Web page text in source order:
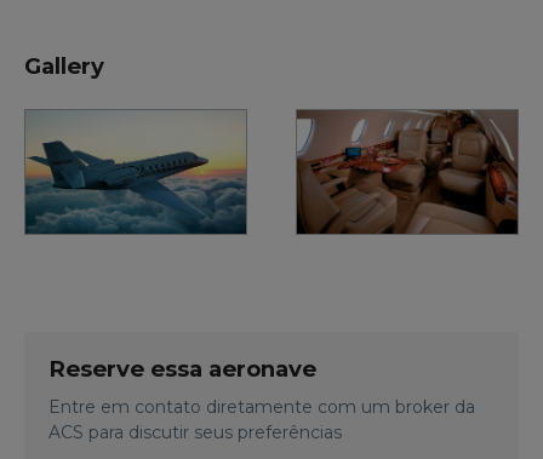
Gallery
Reserve essa aeronave
Entre em contato diretamente com um broker da
ACS para discutir seus preferências